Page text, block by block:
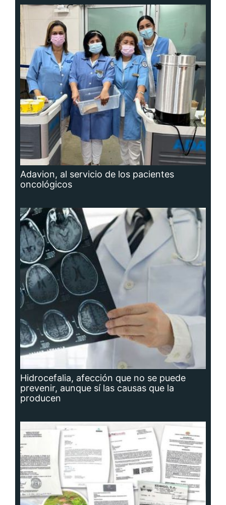
Adavion, al servicio de los pacientes
oncológicos
Hidrocefalia, afección que no se puede
prevenir, aunque sí las causas que la
producen